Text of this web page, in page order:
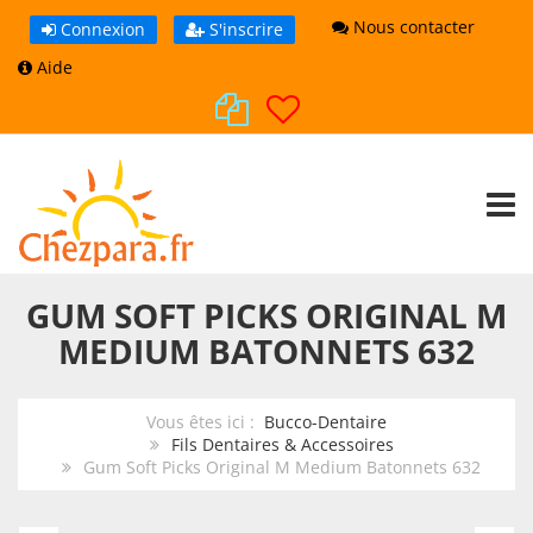
Connexion S'inscrire
Nous contacter
Aide
GUM SOFT PICKS ORIGINAL M
MEDIUM BATONNETS 632
Vous êtes ici : Bucco-Dentaire
Fils Dentaires & Accessoires
Gum Soft Picks Original M Medium Batonnets 632